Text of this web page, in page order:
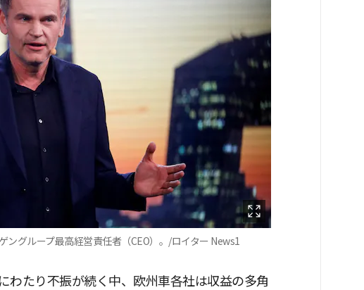
ングループ最高経営責任者（CEO）。/ロイター News1
わたり不振が続く中、欧州車各社は収益の多角